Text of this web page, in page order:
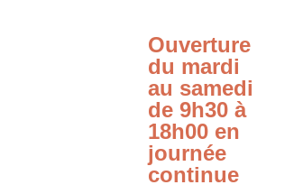
Ouverture
du mardi
au samedi
de 9h30 à
18h00 en
journée
continue